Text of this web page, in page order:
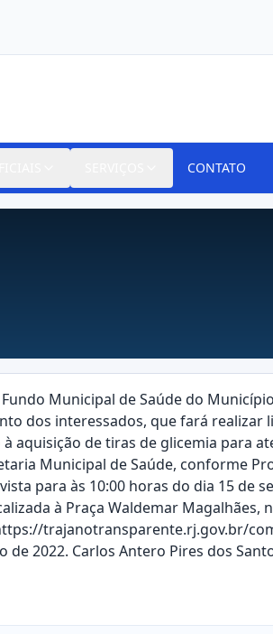
CONTATO
Fundo Municipal de Saúde do
dos interessados, que fará realizar
aquisição de tiras de glicemia para
Municipal de Saúde, conforme
para às 10:00 horas do dia 15 de
à Praça Waldemar Magalhães,
trajanotransparente.rj.gov.br/
2022. Carlos Antero Pires dos